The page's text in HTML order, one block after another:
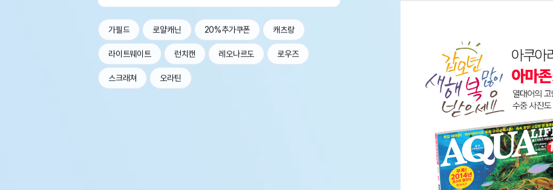
가필드 로얄캐닌 20%추가쿠폰 캐츠랑
라이트웨이트 런치캔 레오나르도 로우즈
스크래쳐 오라틴